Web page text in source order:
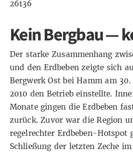
26136
Kein Bergbau —
Der starke Zusammenhang
und den Erdbeben zeigte sich
Bergwerk Ost bei Hamm am 30.
2010 den Betrieb einstellte.
Monate gingen die Erdbeben
zurück. Zuvor war die Region
regelrechter Erdbeben-Hotspot
Schließung der letzten Zeche